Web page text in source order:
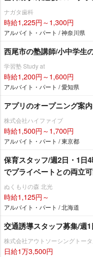
ナガタ歯科
時給1,225円～1,300円
アルバイト・パート / 神奈川県
西尾市の塾講師/小中学生
学習塾 Study at
時給1,200円～1,600円
アルバイト・パート / 愛知県
アプリのオープニング案
株式会社ハイファイブ
時給1,500円～1,700円
アルバイト・パート / 東京都
保育スタッフ/週2日・1日
でプライベートとの両立
ぬくもりの森 北光
時給1,125円～
アルバイト・パート / 北海道
交通誘導スタッフ募集/週
株式会社アウトソーシングトー
日給1万3,500円